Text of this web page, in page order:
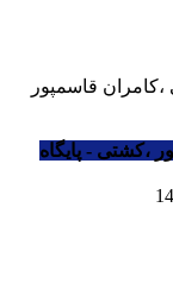
قاسمپور
،کشتی - پایگاه